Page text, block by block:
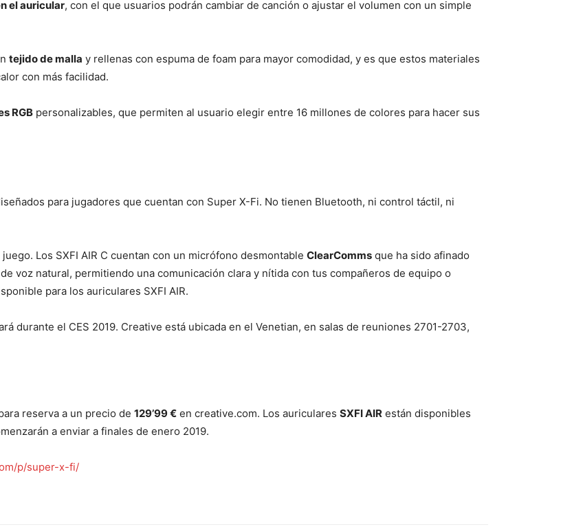
el auricular, con el que usuarios podrán cambiar de canción o ajustar el volumen con un simple
tejido de malla y rellenas con espuma de foam para mayor comodidad, y es que estos materiales
con más facilidad.
RGB personalizables, que permiten al usuario elegir entre 16 millones de colores para hacer sus
para jugadores que cuentan con Super X-Fi. No tienen Bluetooth, ni control táctil, ni
Los SXFI AIR C cuentan con un micrófono desmontable ClearComms que ha sido afinado
voz natural, permitiendo una comunicación clara y nítida con tus compañeros de equipo o
para los auriculares SXFI AIR.
durante el CES 2019. Creative está ubicada en el Venetian, en salas de reuniones 2701-2703,
reserva a un precio de 129’99 € en creative.com. Los auriculares SXFI AIR están disponibles
a enviar a finales de enero 2019.
p/super-x-fi/